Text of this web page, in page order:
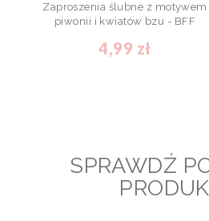
Zaproszenia ślubne z motywem
piwonii i kwiatów bzu - BFF
4,99 zł
SPRAWDŹ